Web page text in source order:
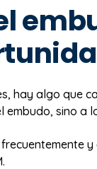
hay algo que
sino a
y